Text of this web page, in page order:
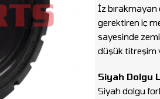
İz bırakmayan
gerektiren iç
sayesinde
düşük titreşim
Siyah Dolgu
Siyah dolgu